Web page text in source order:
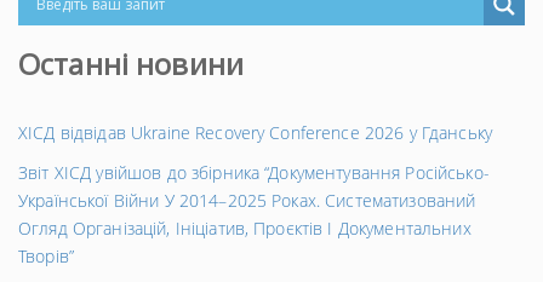
Останні новини
ХІСД відвідав Ukraine Recovery Conference 2026 у Гданську
Звіт ХІСД увійшов до збірника “Документування Російсько-
Української Війни У 2014–2025 Роках. Систематизований
Огляд Організацій, Ініціатив, Проєктів І Документальних
Творів”